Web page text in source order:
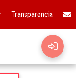
Transparencia